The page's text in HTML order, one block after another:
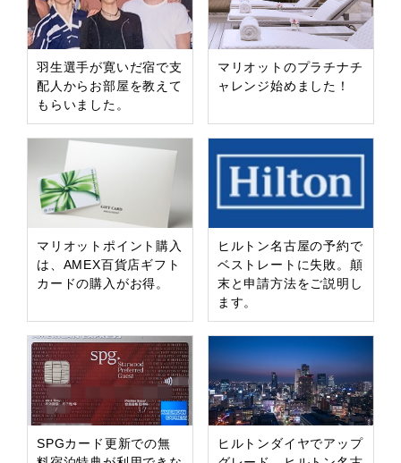
羽生選手が寛いだ宿で支
配人からお部屋を教えて
もらいました。
マリオットのプラチナチ
ャレンジ始めました！
マリオットポイント購入
は、AMEX百貨店ギフト
カードの購入がお得。
ヒルトン名古屋の予約で
ベストレートに失敗。顛
末と申請方法をご説明し
ます。
SPGカード更新での無
ヒルトンダイヤでアップ